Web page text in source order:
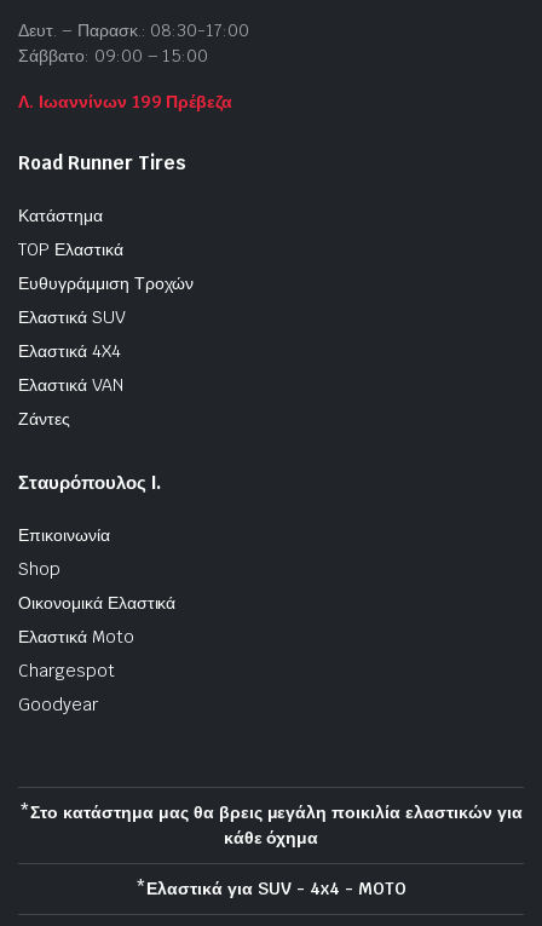
Δευτ. – Παρασκ.: 08:30-17:00
Σάββατο: 09:00 – 15:00
Λ. Ιωαννίνων 199 Πρέβεζα
Road Runner Tires
Κατάστημα
TOP Ελαστικά
Ευθυγράμμιση Τροχών
Ελαστικά SUV
Ελαστικά 4X4
Ελαστικά VAN
Ζάντες
Σταυρόπουλος Ι.
Επικοινωνία
Shop
Οικονομικά Ελαστικά
Ελαστικά Moto
Chargespot
Goodyear
*Στο κατάστημα μας θα βρεις μεγάλη ποικιλία ελαστικών για
κάθε όχημα
*Ελαστικά για SUV - 4x4 - MOTO